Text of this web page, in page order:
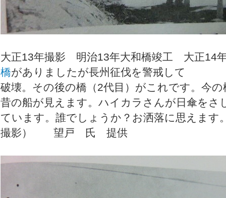
大正13年撮影 明治13年大和橋竣工 大正14
橋がありましたが長州征伐を警戒して
破壊。その後の橋（2代目）がこれです。今
昔の船が見えます。ハイカラさんが日傘をさ
ています。誰でしょうか？お洒落に思えま
撮影） 望戸 氏 提供